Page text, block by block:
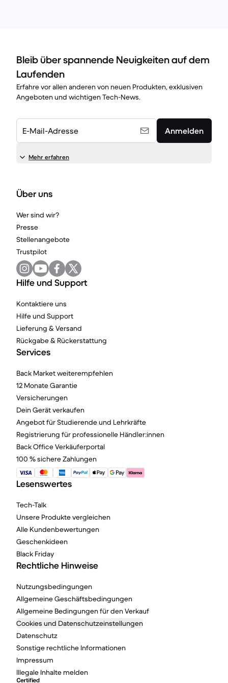
Bleib über spannende Neuigkeiten auf dem
Laufenden
Erfahre vor allen anderen von neuen Produkten, exklusiven
Angeboten und wichtigen Tech-News.
E-Mail-Adresse Anmelden
Mehr erfahren
Über uns
Wer sind wir?
Presse
Stellenangebote
Trustpilot
Hilfe und Support
Kontaktiere uns
Hilfe und Support
Lieferung & Versand
Rückgabe & Rückerstattung
Services
Back Market weiterempfehlen
12 Monate Garantie
Versicherungen
Dein Gerät verkaufen
Angebot für Studierende und Lehrkräfte
Registrierung für professionelle Händler:innen
Back Office Verkäuferportal
100 % sichere Zahlungen
Lesenswertes
Tech-Talk
Unsere Produkte vergleichen
Alle Kundenbewertungen
Geschenkideen
Black Friday
Rechtliche Hinweise
Nutzungsbedingungen
Allgemeine Geschäftsbedingungen
Allgemeine Bedingungen für den Verkauf
Cookies und Datenschutzeinstellungen
Datenschutz
Sonstige rechtliche Informationen
Impressum
Illegale Inhalte melden